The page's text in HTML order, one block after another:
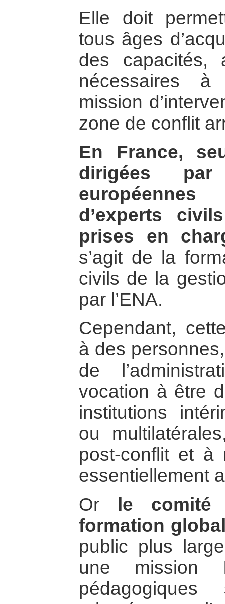
Elle doit
tous âges
des capacités,
nécessaires
mission
zone de conflit
En France,
dirigées
d’experts
prises en
s’agit de la
civils de la
par l’ENA.
Cependant,
à des
de
vocation à être
institutions
ou
post-conflit et à
essentiellement
Or
le comité
formation
public plus
une mission